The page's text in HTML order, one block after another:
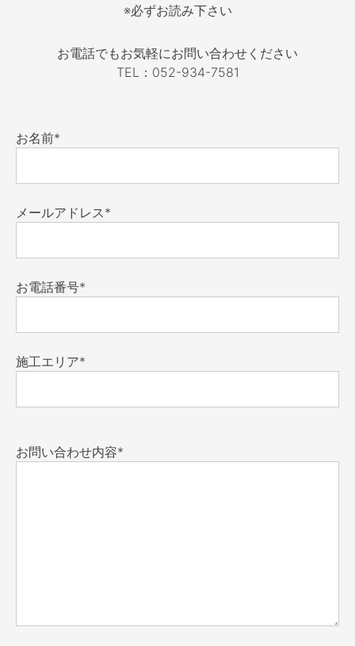
※必ずお読み下さい
お電話でもお気軽にお問い合わせください
TEL：052-934-7581
お名前*
メールアドレス*
お電話番号*
施工エリア*
お問い合わせ内容*